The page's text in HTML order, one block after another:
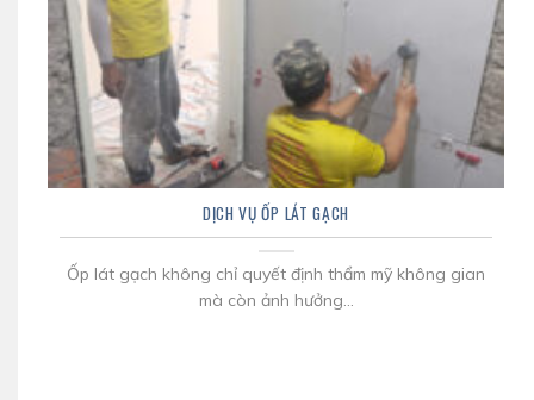
DỊCH VỤ ỐP LÁT GẠCH
Ốp lát gạch không chỉ quyết định thẩm mỹ không gian
mà còn ảnh hưởng...